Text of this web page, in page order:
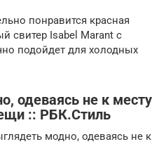
понравится красная
свитер Isabel Marant с
подойдет для холодных
одеваясь не к месту
:: РБК.Стиль
модно, одеваясь не к